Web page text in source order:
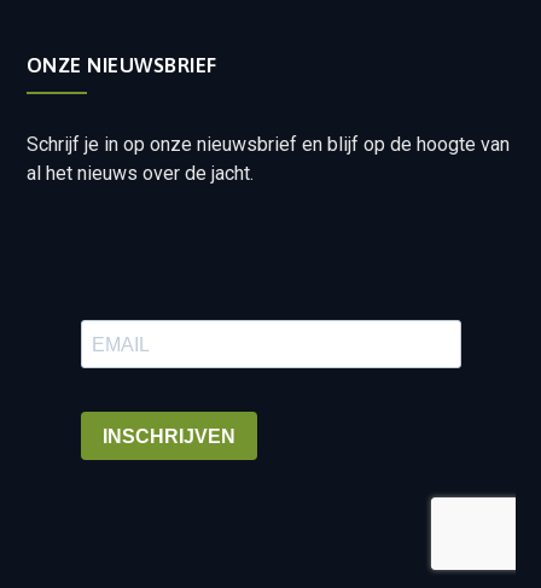
ONZE NIEUWSBRIEF
Schrijf je in op onze nieuwsbrief en blijf op de hoogte van
al het nieuws over de jacht.